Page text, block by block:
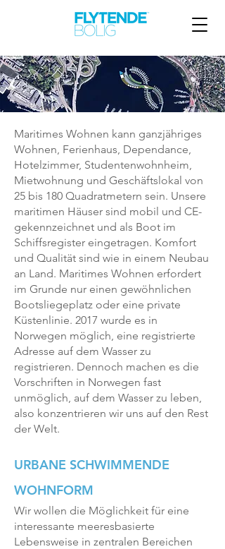
Maritimes Wohnen kann ganzjähriges
Wohnen, Ferienhaus, Dependance,
Hotelzimmer, Studentenwohnheim,
Mietwohnung und Geschäftslokal von
25 bis 180 Quadratmetern sein. Unsere
maritimen Häuser sind mobil und CE-
gekennzeichnet und als Boot im
Schiffsregister eingetragen. Komfort
und Qualität sind wie in einem Neubau
an Land. Maritimes Wohnen erfordert
im Grunde nur einen gewöhnlichen
Bootsliegeplatz oder eine private
Küstenlinie. 2017 wurde es in
Norwegen möglich, eine registrierte
Adresse auf dem Wasser zu
registrieren. Dennoch machen es die
Vorschriften in Norwegen fast
unmöglich, auf dem Wasser zu leben,
also konzentrieren wir uns auf den Rest
der Welt.
URBANE SCHWIMMENDE
WOHNFORM
Wir wollen die Möglichkeit für eine
interessante meeresbasierte
Lebensweise in zentralen Bereichen